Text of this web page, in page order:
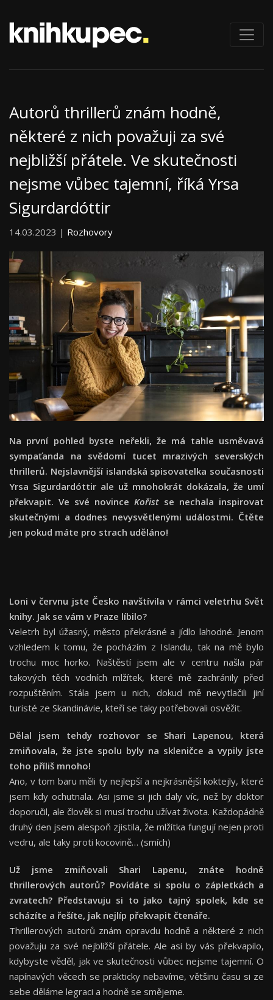
Autorů thrillerů znám hodně,
některé z nich považuji za své
nejbližší přátele. Ve skutečnosti
nejsme vůbec tajemní, říká Yrsa
Sigurdardóttir
14.03.2023 | Rozhovory
Na první pohled byste neřekli, že má tahle usměvavá
sympaťanda na svědomí tucet mrazivých severských
thrillerů. Nejslavnější islandská spisovatelka současnosti
Yrsa Sigurdardóttir ale už mnohokrát dokázala, že umí
překvapit. Ve své novince Kořist se nechala inspirovat
skutečnými a dodnes nevysvětlenými událostmi. Čtěte
jen pokud máte pro strach uděláno!
Loni v červnu jste Česko navštívila v rámci veletrhu Svět
knihy. Jak se vám v Praze líbilo?
Veletrh byl úžasný, město překrásné a jídlo lahodné. Jenom
vzhledem k tomu, že pocházím z Islandu, tak na mě bylo
trochu moc horko. Naštěstí jsem ale v centru našla pár
takových těch vodních mlžítek, které mě zachránily před
rozpuštěním. Stála jsem u nich, dokud mě nevytlačili jiní
turisté ze Skandinávie, kteří se taky potřebovali osvěžit.
Dělal jsem tehdy rozhovor se Shari Lapenou, která
zmiňovala, že jste spolu byly na skleničce a vypily jste
toho příliš mnoho!
Ano, v tom baru měli ty nejlepší a nejkrásnější koktejly, které
jsem kdy ochutnala. Asi jsme si jich daly víc, než by doktor
doporučil, ale člověk si musí trochu užívat života. Každopádně
druhý den jsem alespoň zjistila, že mlžítka fungují nejen proti
vedru, ale taky proti kocovině… (smích)
Už jsme zmiňovali Shari Lapenu, znáte hodně
thrillerových autorů? Povídáte si spolu o zápletkách a
zvratech? Představuju si to jako tajný spolek, kde se
scházíte a řešíte, jak nejlíp překvapit čtenáře.
Thrillerových autorů znám opravdu hodně a některé z nich
považuju za své nejbližší přátele. Ale asi by vás překvapilo,
kdybyste věděl, jak ve skutečnosti vůbec nejsme tajemní. O
napínavých věcech se prakticky nebavíme, většinu času si ze
sebe děláme legraci a hodně se smějeme.